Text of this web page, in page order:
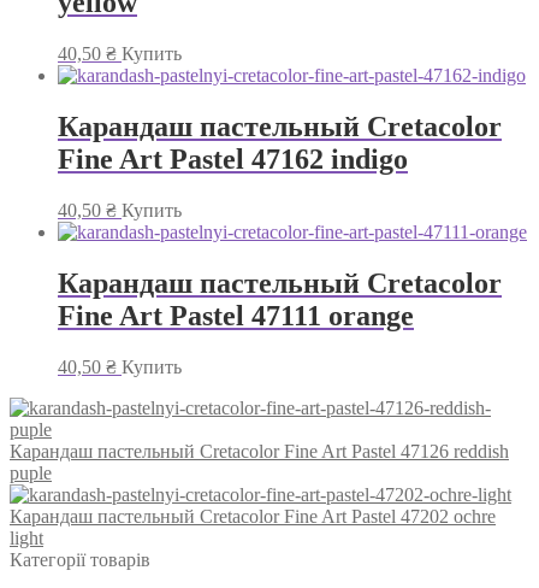
40,50 ₴ Купить
Карандаш пастельный Cretacolor
Fine Art Pastel 47162 indigo
40,50 ₴ Купить
Карандаш пастельный Cretacolor
Fine Art Pastel 47111 orange
40,50 ₴ Купить
Карандаш пастельный Cretacolor Fine Art Pastel 47126 reddish
puple
Карандаш пастельный Cretacolor Fine Art Pastel 47202 ochre
light
Категорії товарів